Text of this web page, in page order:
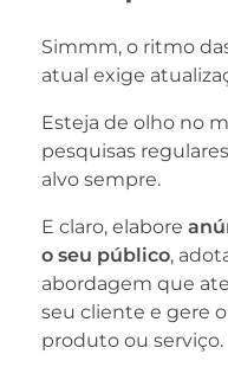
Simmm, o ritmo
atual exige
Esteja de olho no
pesquisas
alvo sempre.
E claro, elabore
o seu público,
abordagem que
seu cliente e gere
produto ou serviço.